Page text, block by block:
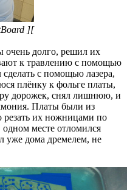
][
очень долго, решил их
к травлению с помощью
с помощью лазера,
плёнку к фольге платы,
дорожек, снял лишнюю, и
Платы были из
резать их ножницами по
месте отломился
уже дома дремелем, не